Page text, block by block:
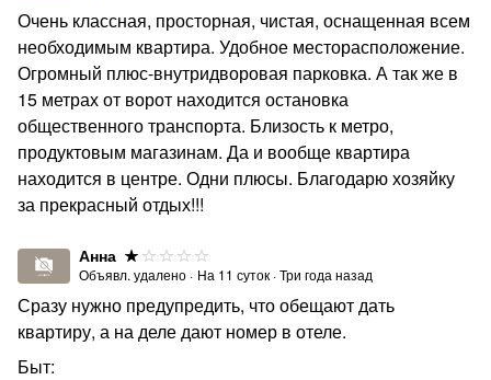
Очень классная, просторная, чистая, оснащенная всем
необходимым квартира. Удобное месторасположение.
Огромный плюс-внутридворовая парковка. А так же в
15 метрах от ворот находится остановка
общественного транспорта. Близость к метро,
продуктовым магазинам. Да и вообще квартира
находится в центре. Одни плюсы. Благодарю хозяйку
за прекрасный отдых!!!
Анна
Объявл. удалено · На 11 суток ·Три года назад
Сразу нужно предупредить, что обещают дать
квартиру, а на деле дают номер в отеле.
Быт: